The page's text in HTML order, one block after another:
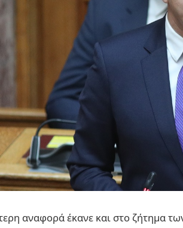
αναφορά έκανε και στο ζήτημα